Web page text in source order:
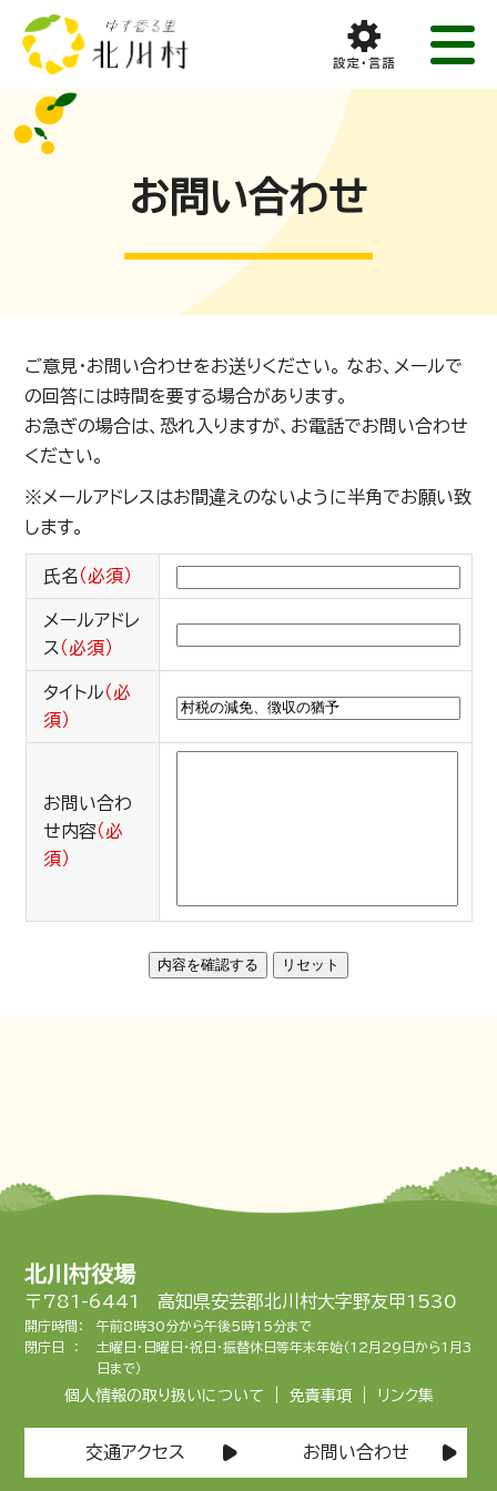
お問い合わせ
ご意見・お問い合わせをお送りください。 なお、メールで
の回答には時間を要する場合があります。
お急ぎの場合は、恐れ入りますが、お電話でお問い合わせ
ください。
※メールアドレスはお間違えのないように半角でお願い致
します。
氏名（必須）
メールアドレ
ス（必須）
タイトル（必
須）
お問い合わ
せ内容（必
須）
北川村役場
〒781-6441 高知県安芸郡北川村大字野友甲1530
開庁時間：
午前8時30分から午後5時15分まで
閉庁日 ：
土曜日・日曜日・祝日・振替休日等年末年始（12月29日から1月3
日まで）
個人情報の取り扱いについて 免責事項 リンク集
交通アクセス お問い合わせ